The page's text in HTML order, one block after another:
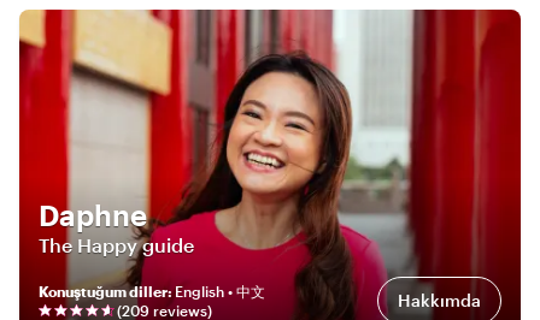
Daphne
The Happy guide
Konuştuğum diller:English • 中文
(209 reviews) Hakkımda